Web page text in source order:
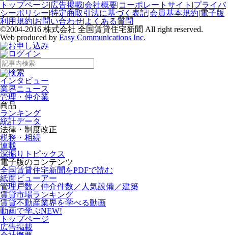
トップページ|広告掲載|会社概要|コーポレートサイト |プライバ
シーポリシー|特定商取引法に基づく表記|会員基本規約|電子版
利用規約|お問い合わせ|よくある質問
©2004-2016 株式会社 全国賃貸住宅新聞 All right reserved.
Web produced by Easy Communications Inc.
インタビュー
業界ニュース
管理・仲介業
商品
ランキング
統計データ
法律・制度改正
税務・相続
連載
深掘りトピックス
電子版のコンテンツ
全国賃貸住宅新聞をPDFで読む
紙面ビューアー
管理戸数／仲介件数／人気設備／建築
賃貸市場ランキング
賃貸不動産業界を学べる動画
動画で学ぶNEW!
トップページ
広告掲載